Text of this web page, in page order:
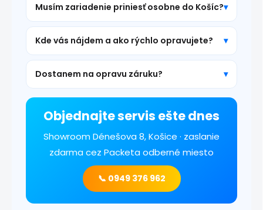
Musím zariadenie priniesť osobne do Košíc?
Kde vás nájdem a ako rýchlo opravujete?
Dostanem na opravu záruku?
Objednajte servis ešte dnes
Showroom Dénešova 8, Košice · zaslanie
zdarma cez Packeta odberné miesto
📞 0949 376 962